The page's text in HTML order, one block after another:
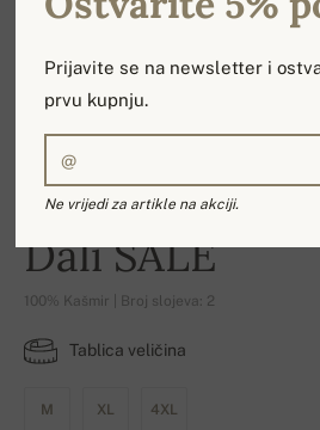
-15%
Dali SALE
100% Kašmir | Broj slojeva: 2
Tablica veličina
M XL 4XL
Prijavite se na newsletter i
prvu kupnju.
Ne vrijedi za artikle na akciji.